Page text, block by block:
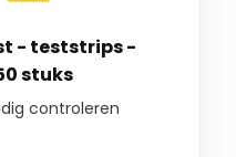
- teststrips -
stuks
controleren